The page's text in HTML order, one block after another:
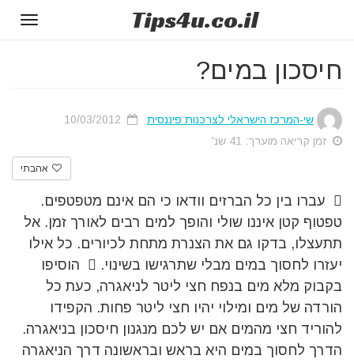
Tips4u.co.il
חיסכון במים?
שי-המרכז הישראלי לצרכנות פיננסית
זמן קריאה מוערך: 41 שנ'
אהבתי
 עברו בין כל הברזים וודאו כי הם אינם מטפטפים.
טפטוף קטן איננו שולי והופך למים רבים לאורך זמן. אל
תתעצלו, בדקו גם את הצנרת מתחת לכיורים. כל אילו
יעזרו לחסוך במים מבלי שתרגישו בשינוי.  הוסיפו
בקבוק מלא מים בנפח חצי ליטר לניאגרה, כעת כל
הורדה של מים ומילוי יהיו חצי ליטר פחות. הקפידו
להוריד חצי מהמים אם יש לכם מנגנון חיסכון בניאגרה.
הדרך לחסוך במים היא בראש ובראשונה דרך הניאגרה